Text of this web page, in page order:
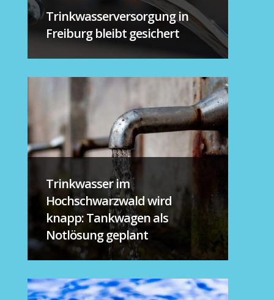
Trinkwasserversorgung in
Freiburg bleibt gesichert
Trinkwasser im
Hochschwarzwald wird
knapp: Tankwagen als
Notlösung geplant